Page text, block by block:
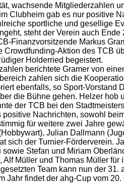
wachsende Mitgliederzahlen
Clubheim gab es nur positive
sportliche und gesellige
steht der Verein auch
Finanzvorsitzende Markus
Crowdfunding-Aktion des TCB
Holderried begeistert.
berichtete Gramer von
zahlen sich die
ebenfalls, so Sport-
die Bühne gehen. Helzer hob
der TCB bei den
positive Nachrichten, sowohl
für weitere zwei Jahre
Julian Dallmann
sich der Turnier-Förderverein.
sowie Stefan und Miriam
Müller und Thomas Müller für
Team kann nun der
Jahr findet der ahg-Cup vom 20.